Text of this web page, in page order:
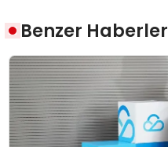
Benzer Haberler